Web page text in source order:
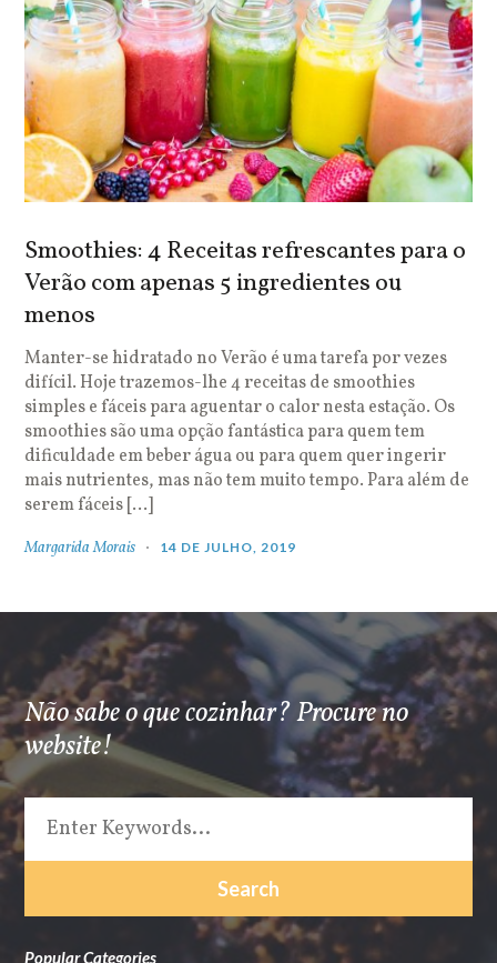
Smoothies: 4 Receitas refrescantes para o
Verão com apenas 5 ingredientes ou
menos
Manter-se hidratado no Verão é uma tarefa por vezes
difícil. Hoje trazemos-lhe 4 receitas de smoothies
simples e fáceis para aguentar o calor nesta estação. Os
smoothies são uma opção fantástica para quem tem
dificuldade em beber água ou para quem quer ingerir
mais nutrientes, mas não tem muito tempo. Para além de
serem fáceis […]
Margarida Morais 14 DE JULHO, 2019
Não sabe o que cozinhar? Procure no
website!
Popular Categories